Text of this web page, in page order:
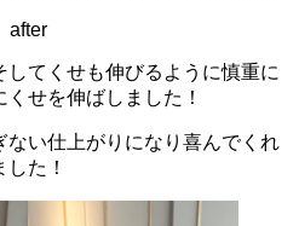
after
してくせも伸びるように慎重に
せを伸ばしました！
い仕上がりになり喜んでくれ
した！